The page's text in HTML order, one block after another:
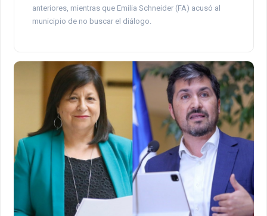
anteriores, mientras que Emilia Schneider (FA) acusó al
municipio de no buscar el diálogo.